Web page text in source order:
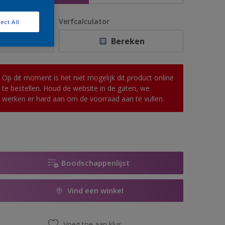
Verfcalculator
Bereken
Op dit moment is het niet mogelijk dit product online
te bestellen. Houd de website in de gaten, we
werken er hard aan om de voorraad aan te vullen.
Boodschappenlijst
Vind een winkel
All